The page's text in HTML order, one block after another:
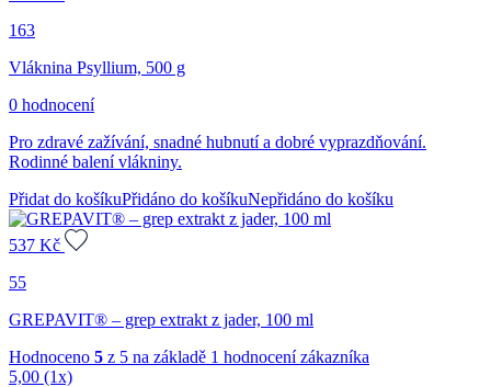
163
Vláknina Psyllium, 500 g
0 hodnocení
Pro zdravé zažívání, snadné hubnutí a dobré vyprazdňování.
Rodinné balení vlákniny.
Přidat do košíkuPřidáno do košíkuNepřidáno do košíku
537 Kč
55
GREPAVIT® – grep extrakt z jader, 100 ml
Hodnoceno 5 z 5 na základě 1 hodnocení zákazníka
5,00 (1x)